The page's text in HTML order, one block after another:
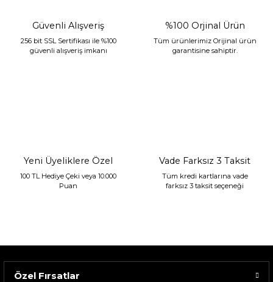
Güvenli Alışveriş
256 bit SSL Sertifikası ile %100
güvenli alışveriş imkanı
%100 Orjinal Ürün
Tüm ürünlerimiz Orijinal ürün
garantisine sahiptir.
Yeni Üyeliklere Özel
100 TL Hediye Çeki veya 10.000
Puan
Vade Farksız 3 Taksit
Tüm kredi kartlarına vade
farksız 3 taksit seçeneği
Özel Fırsatlar